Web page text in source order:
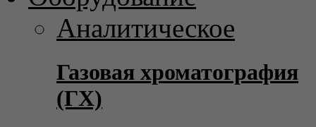
Аналитическое
Газовая хроматография
(ГХ)